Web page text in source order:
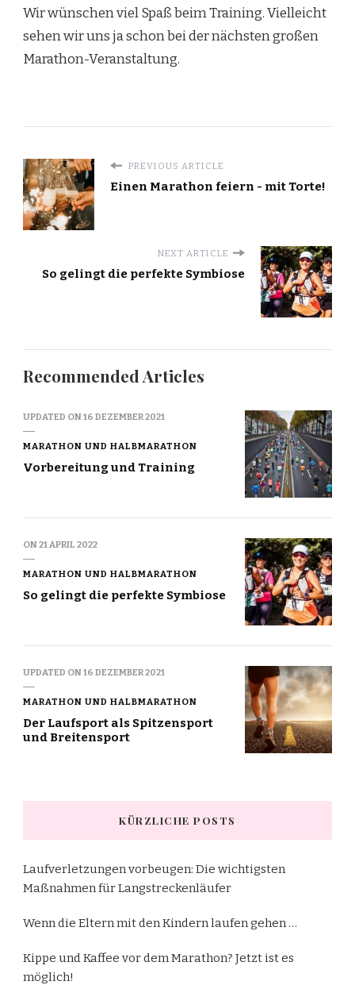
Wir wünschen viel Spaß beim Training. Vielleicht
sehen wir uns ja schon bei der nächsten großen
Marathon-Veranstaltung.
PREVIOUS ARTICLE
Einen Marathon feiern - mit Torte!
NEXT ARTICLE
So gelingt die perfekte Symbiose
Recommended Articles
UPDATED ON16 DEZEMBER 2021
MARATHON UND HALBMARATHON
Vorbereitung und Training
ON21 APRIL 2022
MARATHON UND HALBMARATHON
So gelingt die perfekte Symbiose
UPDATED ON16 DEZEMBER 2021
MARATHON UND HALBMARATHON
Der Laufsport als Spitzensport
und Breitensport
KÜRZLICHE POSTS
Laufverletzungen vorbeugen: Die wichtigsten
Maßnahmen für Langstreckenläufer
Wenn die Eltern mit den Kindern laufen gehen …
Kippe und Kaffee vor dem Marathon? Jetzt ist es
möglich!